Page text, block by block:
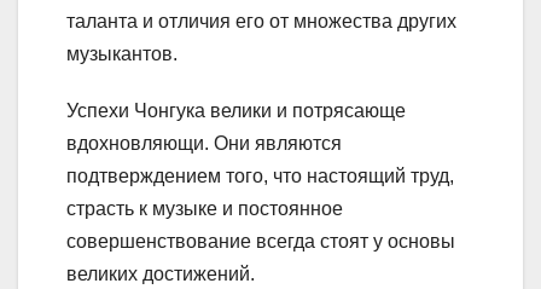
таланта и отличия его от множества других
музыкантов.
Успехи Чонгука велики и потрясающе
вдохновляющи. Они являются
подтверждением того, что настоящий труд,
страсть к музыке и постоянное
совершенствование всегда стоят у основы
великих достижений.